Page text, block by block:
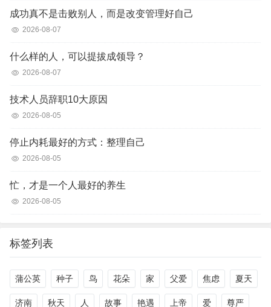
成功真不是击败别人，而是改变管理好自己
2026-08-07
什么样的人，可以提拔成领导？
2026-08-07
技术人员辞职10大原因
2026-08-05
停止内耗最好的方式：整理自己
2026-08-05
忙，才是一个人最好的养生
2026-08-05
标签列表
蒲公英 种子 鸟 花朵 家 父爱 焦虑 夏天
济南 秋天 人 故事 艳遇 上帝 爱 尊严